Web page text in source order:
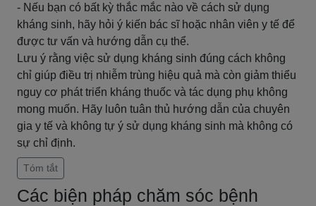
- Nếu bạn có bất kỳ thắc mắc nào về cách sử dụng
kháng sinh, hãy hỏi ý kiến bác sĩ hoặc nhân viên y tế để
được tư vấn và hướng dẫn cụ thể.
Lưu ý rằng việc sử dụng kháng sinh đúng cách không
chỉ giúp điều trị nhiễm trùng hiệu quả mà còn giảm thiểu
nguy cơ phát triển kháng thuốc và tác dụng phụ không
mong muốn. Hãy luôn tuân thủ hướng dẫn của chuyên
gia y tế và không tự ý sử dụng kháng sinh mà không có
sự chỉ định.
Tóm tắt
Các biện pháp chăm sóc bệnh